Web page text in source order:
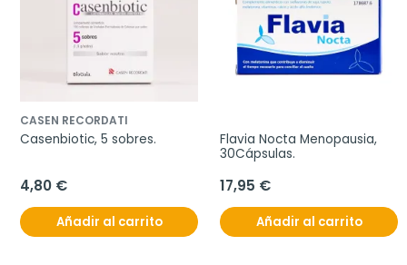
CASEN RECORDATI
Casenbiotic, 5 sobres.
4,80 €
Añadir al carrito
Flavia Nocta Menopausia,
30Cápsulas.
17,95 €
Añadir al carrito